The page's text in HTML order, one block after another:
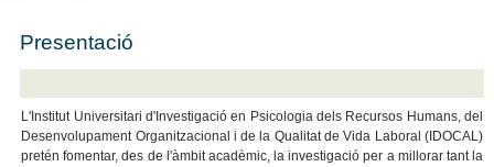
Presentació
L'Institut Universitari d'Investigació en Psicologia dels Recursos Humans, del
Desenvolupament Organitzacional i de la Qualitat de Vida Laboral (IDOCAL)
pretén fomentar, des de l'àmbit acadèmic, la investigació per a millorar tant la